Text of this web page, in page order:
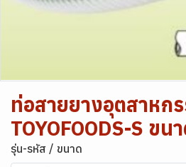
ท่อสายยางอุตสาหกร
TOYOFOODS-S ข
รุ่น-รหัส / ขนาด